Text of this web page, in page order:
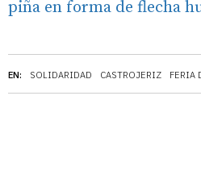
EN: SOLIDARIDAD CASTROJERIZ FERIA
piña en forma de flecha